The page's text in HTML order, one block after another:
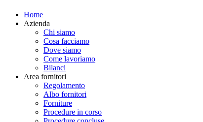
Home
Azienda
Chi siamo
Cosa facciamo
Dove siamo
Come lavoriamo
Bilanci
Area fornitori
Regolamento
Albo fornitori
Forniture
Procedure in corso